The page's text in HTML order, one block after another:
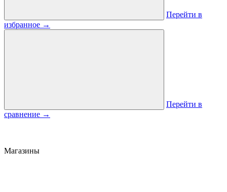
Перейти в
избранное →
Перейти в
сравнение →
Магазины